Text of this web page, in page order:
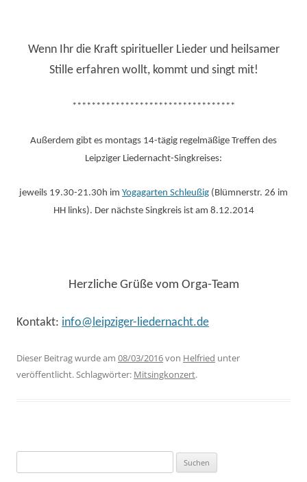
Wenn Ihr die Kraft spiritueller Lieder und heilsamer
Stille erfahren wollt, kommt und singt mit!
**********************************
Außerdem gibt es montags 14-tägig regelmäßige Treffen des
Leipziger Liedernacht-Singkreises:
jeweils 19.30-21.30h im Yogagarten Schleußig (Blümnerstr. 26 im
HH links). Der nächste Singkreis ist am 8.12.2014
Herzliche Grüße vom Orga-Team
Kontakt: info@leipziger-liedernacht.de
Dieser Beitrag wurde am 08/03/2016von Helfried unter
veröffentlicht. Schlagwörter: Mitsingkonzert.
nach: